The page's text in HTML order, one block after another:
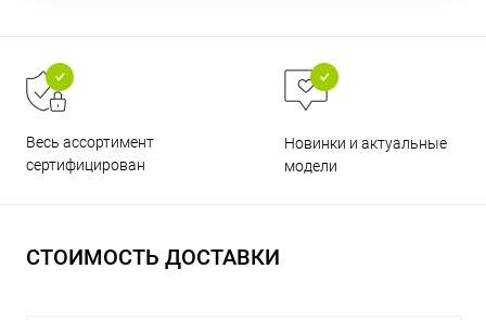
Весь ассортимент
сертифицирован
Новинки и актуальные
модели
СТОИМОСТЬ ДОСТАВКИ
раз в 2 недели